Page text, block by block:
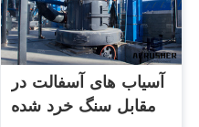
آسیاب های آسفالت در
مقابل سنگ خرد شده